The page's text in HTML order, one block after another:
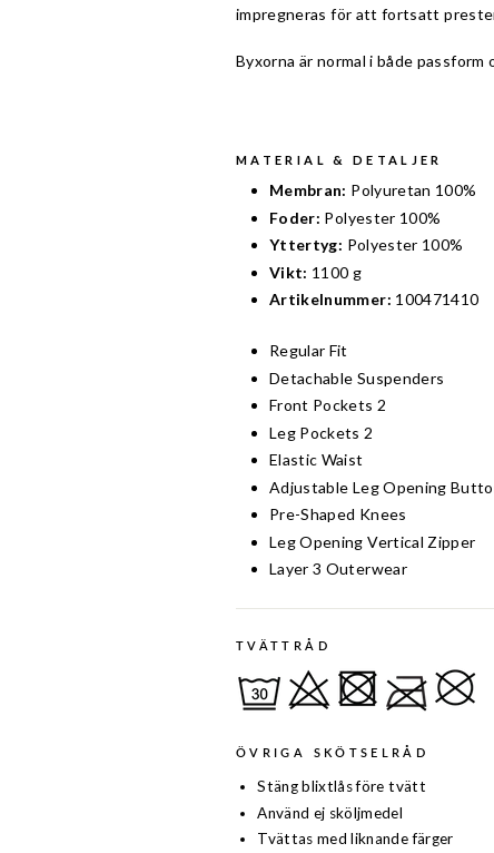
impregneras för att fortsatt
Byxorna är normal i både
MATERIAL & DETALJER
Membran: Polyuretan 100%
Foder: Polyester 100%
Yttertyg: Polyester 100%
Vikt: 1100 g
Artikelnummer: 100471410
Regular Fit
Detachable Suspenders
Front Pockets 2
Leg Pockets 2
Elastic Waist
Adjustable Leg Opening
Pre-Shaped Knees
Leg Opening Vertical Zipper
Layer 3 Outerwear
TVÄTTRÅD
ÖVRIGA SKÖTSELRÅD
Stäng blixtlås före tvätt
Använd ej sköljmedel
Tvättas med liknande färger